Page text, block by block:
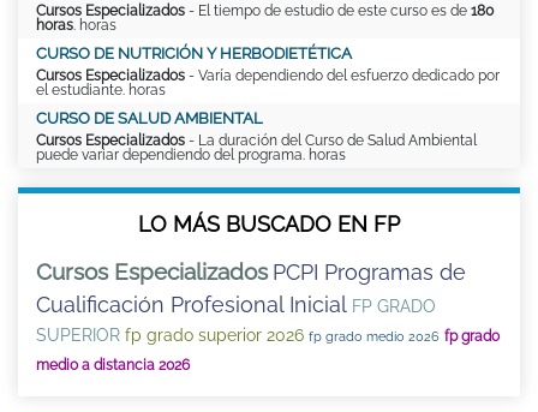
Cursos Especializados - El tiempo de estudio de este curso es de 180
horas . horas
CURSO DE NUTRICIÓN Y HERBODIETÉTICA
Cursos Especializados - Varía dependiendo del esfuerzo dedicado por
el estudiante. horas
CURSO DE SALUD AMBIENTAL
Cursos Especializados - La duración del Curso de Salud Ambiental
puede variar dependiendo del programa. horas
LO MÁS BUSCADO EN FP
Cursos Especializados PCPI Programas de
Cualificación Profesional Inicial FP GRADO
SUPERIOR fp grado superior 2026 fp grado medio 2026 fp grado
medio a distancia 2026